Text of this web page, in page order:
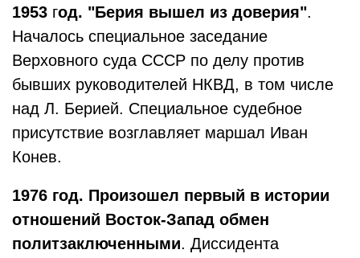
1953 год. "Берия вышел из доверия".
Началось специальное заседание
Верховного суда СССР по делу против
бывших руководителей НКВД, в том числе
над Л. Берией. Специальное судебное
присутствие возглавляет маршал Иван
Конев.
1976 год. Произошел первый в истории
отношений Восток-Запад обмен
политзаключенными. Диссидента